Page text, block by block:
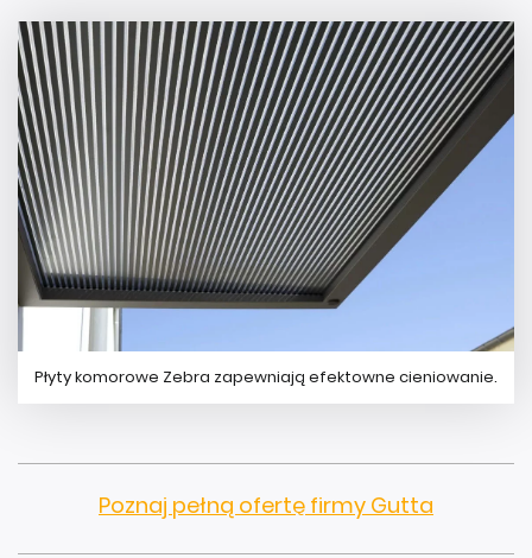
Płyty komorowe Zebra zapewniają efektowne cieniowanie.
Poznaj pełną ofertę firmy Gutta